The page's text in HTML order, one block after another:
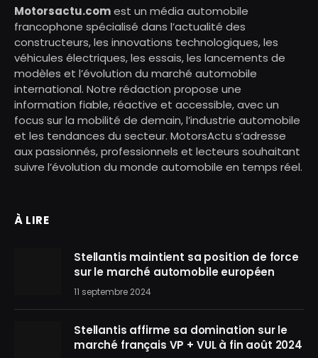
Motorsactu.comest un média automobile
francophone spécialisé dans l’actualité des
constructeurs, les innovations technologiques, les
véhicules électriques, les essais, les lancements de
modèles et l’évolution du marché automobile
international. Notre rédaction propose une
information fiable, réactive et accessible, avec un
focus sur la mobilité de demain, l’industrie automobile
et les tendances du secteur. MotorsActu s’adresse
aux passionnés, professionnels et lecteurs souhaitant
suivre l’évolution du monde automobile en temps réel.
À LIRE
Stellantis maintient sa position de force
sur le marché automobile européen
11 septembre 2024
Stellantis affirme sa domination sur le
marché français VP + VUL à fin août 2024